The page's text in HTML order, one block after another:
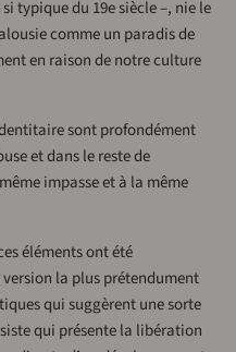
typique du 19e siècle –, nie le
comme un paradis de
en raison de notre culture
sont profondément
et dans le reste de
impasse et à la même
éléments ont été
la plus prétendument
qui suggèrent une sorte
qui présente la libération